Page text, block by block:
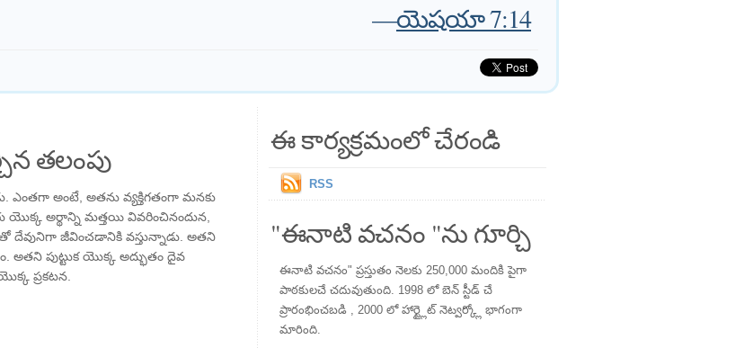
—యెషయా 7:14
తలంపు
ఎంతగా అంటే, అతను వ్యక్తిగతంగా మనకు
యొక్క అర్థాన్ని మత్తయి వివరించినందున,
జీవించడానికి వస్తున్నాడు. అతని
అతని పుట్టుక యొక్క అద్భుతం దైవ
ప్రకటన.
ఈ కార్యక్రమంలో చేరండి
RSS
"ఈనాటి వచనం "ను గూర్చి
ఈనాటి వచనం" ప్రస్తుతం నెలకు 250,000 మందికి పైగా
పాఠకులచే చదువుతుంది. 1998 లో బెన్ స్టీడ్ చే
ప్రారంభించబడి , 2000 లో హార్ట్లైట్ నెట్వర్క్లో భాగంగా
మారింది.